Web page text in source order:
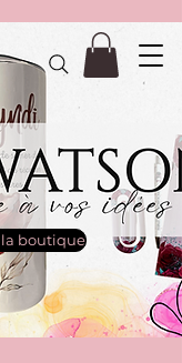
boutique